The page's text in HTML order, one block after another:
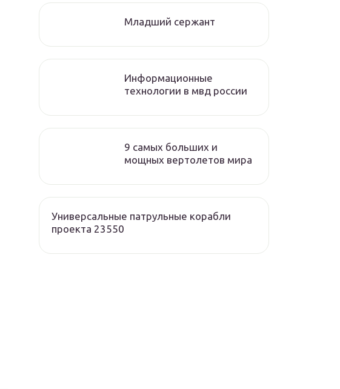
Младший сержант
Информационные
технологии в мвд россии
9 самых больших и
мощных вертолетов мира
Универсальные патрульные корабли
проекта 23550